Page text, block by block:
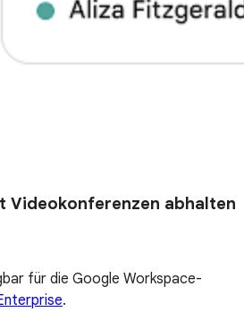
Videokonferenzen abhalten
für die Google Workspace-
.